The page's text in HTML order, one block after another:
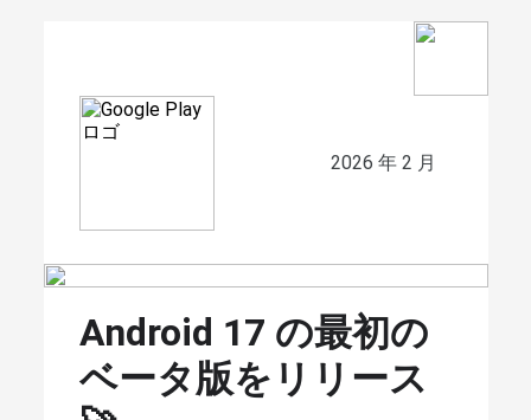
2026 年 2 月
Android 17 の最初の
ベータ版をリリース